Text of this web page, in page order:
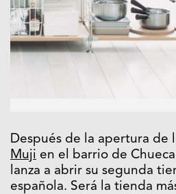
Después de la apertura de
Muji en el barrio de
lanza a abrir su segunda
española. Será la tienda